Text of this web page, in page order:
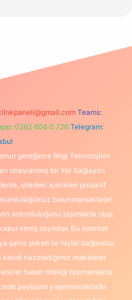
Teams:
0262 606 0 726 Telegram:
gereğince Bilgi Teknolojileri
onaylanmış bir Yer Sağlayıcı
sitedeki içerikleri proaktif
bulunmamaktadır.
sorumluluğunu taşımakta olup,
etmiş sayılırlar. Bu internet
şahıs şirketi ile hiçbir bağlantısı
hazırladığımız makaleler
haber niteliği taşımamakta
paylaşım yapılmamaktadır.